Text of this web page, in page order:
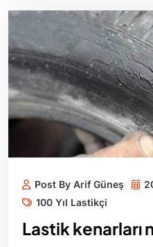
Post By Arif Güneş
100 Yıl Lastikçi
Lastik kenarları